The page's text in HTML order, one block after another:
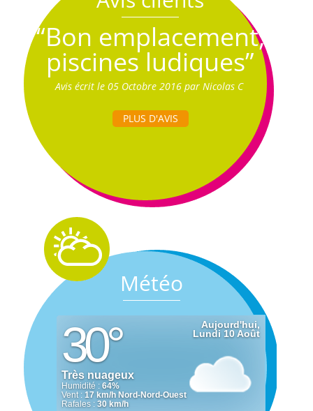
“Bon emplacement,
piscines ludiques”
Avis écrit le 05 Octobre 2016 par Nicolas C
PLUS D'AVIS
Météo